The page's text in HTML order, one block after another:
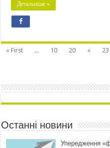
Детальніше »
« First ... 10 20 « 23
Останні новини
Упередження